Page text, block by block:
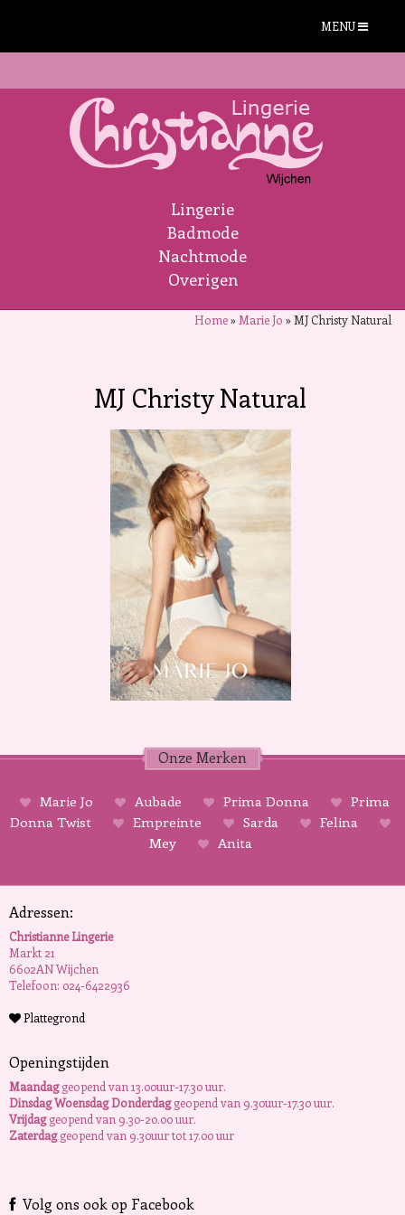
MENU
Lingerie
Badmode
Nachtmode
Overigen
Home» Marie Jo » MJ Christy Natural
MJ Christy Natural
Onze Merken
Marie Jo Aubade Prima Donna
Prima
Donna Twist
Empreinte Sarda
Felina
Mey
Anita
Adressen:
Christianne Lingerie
Markt 21
6602AN Wijchen
Telefoon: 024-6422936
Plattegrond
Openingstijden
Maandaggeopend van 13.00uur-17.30 uur.
Dinsdag Woensdag Donderdaggeopend van 9.30uur-17.30 uur.
Vrijdaggeopend van 9.30-20.00 uur.
Zaterdaggeopend van 9.30uur tot 17.00 uur
Volg ons ook op Facebook